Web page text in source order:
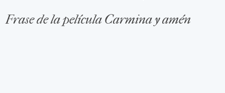
Frase de la película Carmina y amén